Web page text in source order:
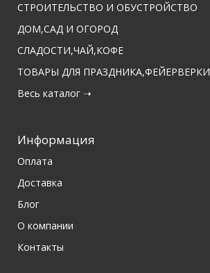
СТРОИТЕЛЬСТВО И ОБУСТРОЙСТВО
ДОМ,САД И ОГОРОД
СЛАДОСТИ,ЧАЙ,КОФЕ
ТОВАРЫ ДЛЯ ПРАЗДНИКА,ФЕЙЕРВЕРКИ
Весь каталог ➝
Информация
Оплата
Доставка
Блог
О компании
Контакты